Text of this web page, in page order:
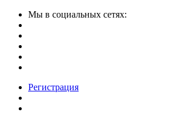
Мы в социальных сетях:
Регистрация